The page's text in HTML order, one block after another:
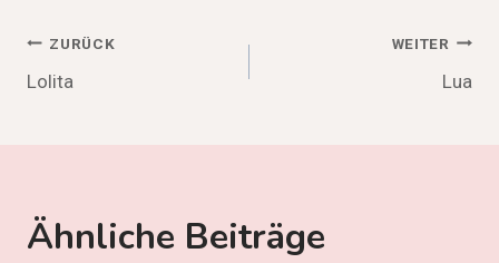
Beitragsnavigation
ZURÜCK
Lolita
WEITER
Lua
Ähnliche Beiträge